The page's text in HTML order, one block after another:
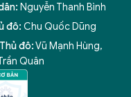
Nguyễn Thanh Bình
đô: Chu Quốc Dũng
đô:Vũ Mạnh Hùng,
Quân